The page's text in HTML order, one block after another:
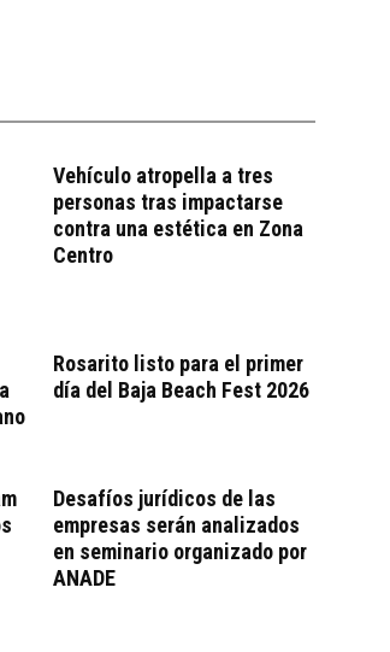
Vehículo atropella a tres
personas tras impactarse
contra una estética en Zona
Centro
Rosarito listo para el primer
día del Baja Beach Fest 2026
Desafíos jurídicos de las
empresas serán analizados
en seminario organizado por
ANADE